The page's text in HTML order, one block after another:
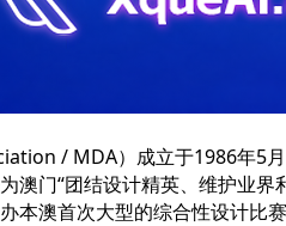
/ MDA）成立于1986年5
澳门“团结设计精英、维护业
澳首次大型的综合性设计比赛